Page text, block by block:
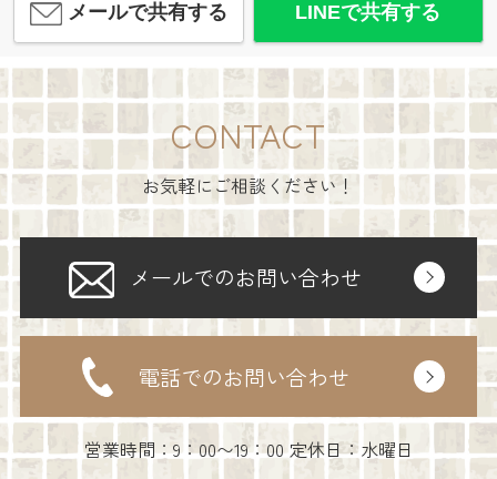
メールで共有する LINEで共有する
CONTACT
お気軽にご相談ください！
メールでのお問い合わせ
電話でのお問い合わせ
営業時間：9：00〜19：00 定休日：水曜日